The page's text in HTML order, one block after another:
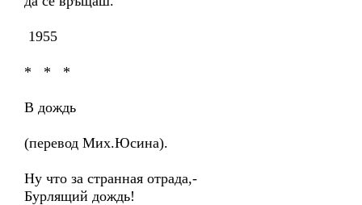
1955
* * *
В дождь
(перевод Мих.Юсина).
Ну что за странная отрада,-
Бурлящий дождь!